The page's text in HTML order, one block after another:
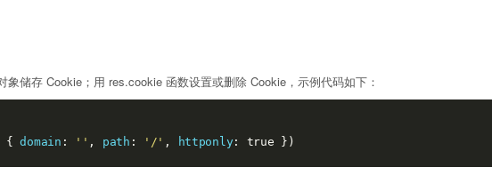
储存 Cookie；用 res.cookie 函数设置或删除 Cookie，示例代码如下：
{ domain : '' , path : '/' , httponly